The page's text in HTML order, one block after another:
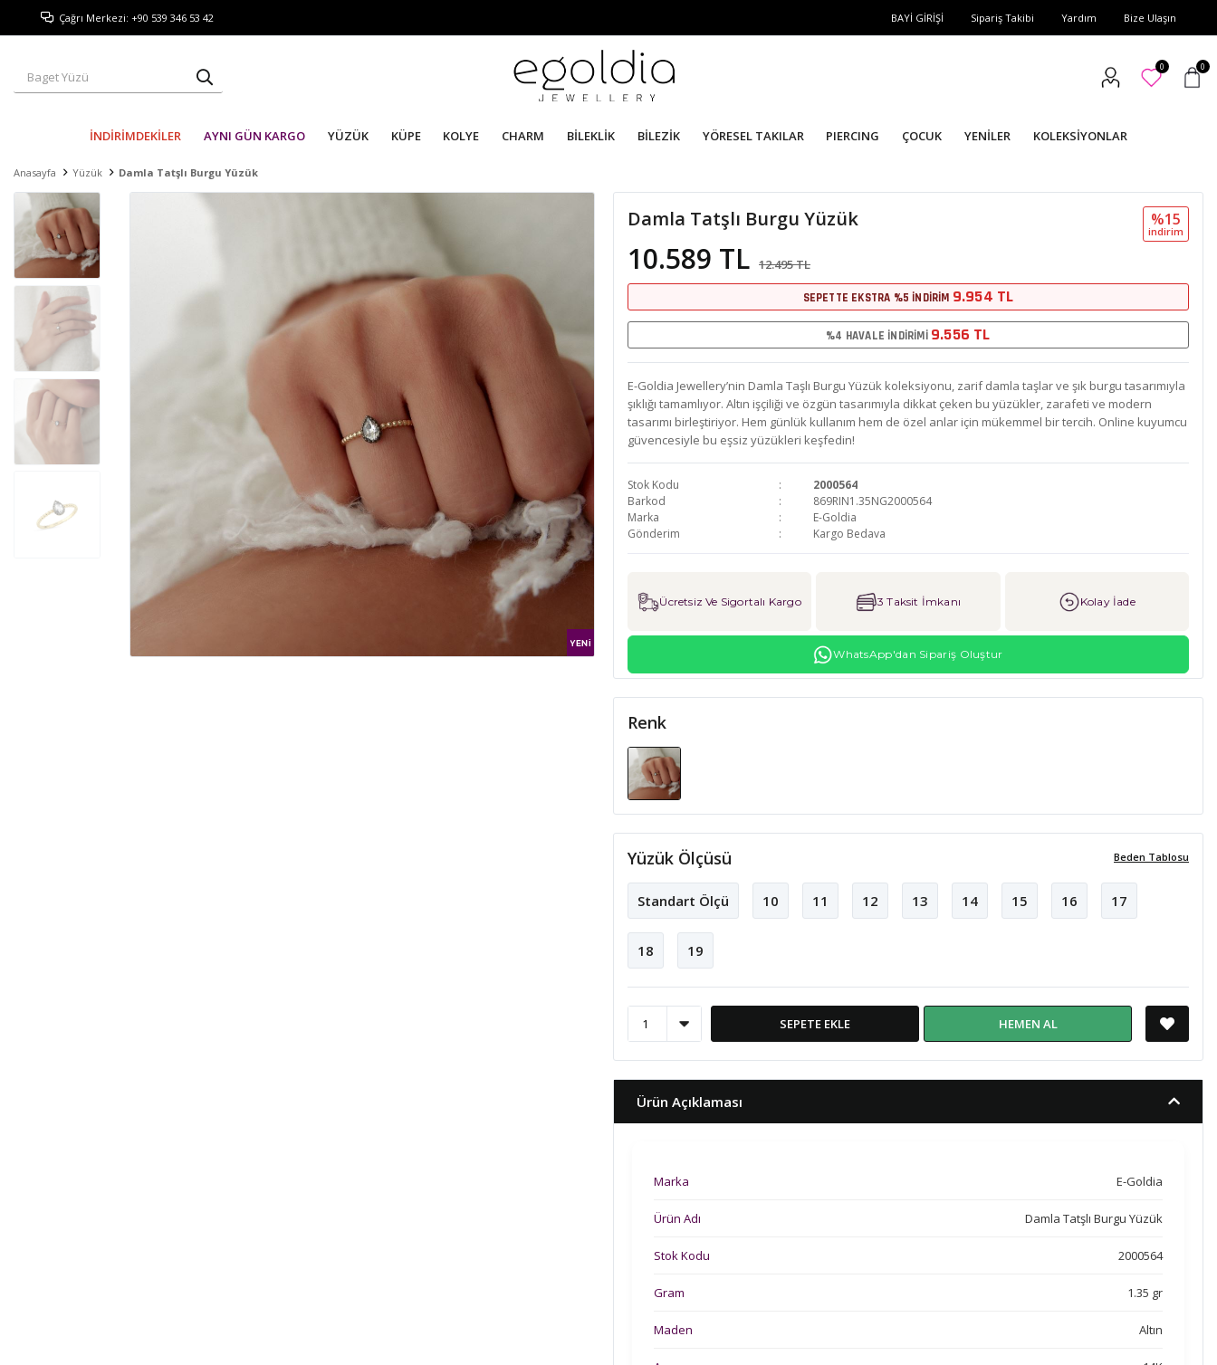
Çağrı Merkezi: +90 539 346 53 42 BAYİ GİRİŞİ Sipariş Takibi Yardım Bize Ulaşın
0 0
İNDİRİMDEKİLER AYNI GÜN KARGO YÜZÜK KÜPE KOLYE CHARM BİLEKLİK BİLEZİK YÖRESEL TAKILAR PIERCING ÇOCUK YENİLER KOLEKSİYONLAR
Anasayfa Yüzük Damla Tatşlı Burgu Yüzük
Damla Tatşlı Burgu Yüzük
10.589 TL 12.495 TL
%15
i̇ndi̇ri̇m
SEPETTE EKSTRA %5 İNDİRİM 9.954 TL
%4 HAVALE İNDİRİMİ 9.556 TL
E-Goldia Jewellery’nin Damla Taşlı Burgu Yüzük koleksiyonu, zarif damla taşlar ve şık burgu tasarımıyla
şıklığı tamamlıyor. Altın işçiliği ve özgün tasarımıyla dikkat çeken bu yüzükler, zarafeti ve modern
tasarımı birleştiriyor. Hem günlük kullanım hem de özel anlar için mükemmel bir tercih. Online kuyumcu
güvencesiyle bu eşsiz yüzükleri keşfedin!
Stok Kodu
2000564
Barkod
869RIN1.35NG2000564
Marka
E-Goldia
Gönderim
Kargo Bedava
Ücretsiz Ve Sigortalı Kargo 3 Taksit İmkanı Kolay İade
WhatsApp'dan Sipariş Oluştur
Renk
Beden Tablosu
Yüzük Ölçüsü
Standart Ölçü 10 11 12 13 14 15 16 17
18 19
SEPETE EKLE HEMEN AL
Ürün Açıklaması
Marka E-Goldia
Ürün Adı Damla Tatşlı Burgu Yüzük
Stok Kodu 2000564
Gram 1.35 gr
Maden Altın